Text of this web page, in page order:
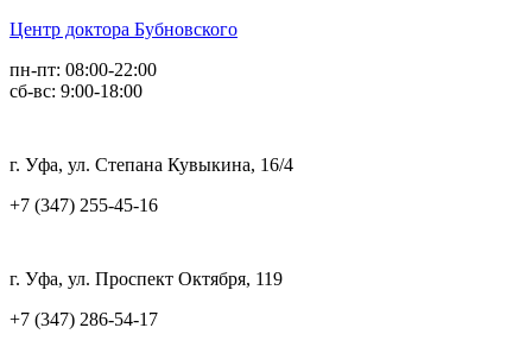
Центр доктора Бубновского
пн-пт: 08:00-22:00
сб-вс: 9:00-18:00
г. Уфа, ул. Степана Кувыкина, 16/4
+7 (347) 255-45-16
г. Уфа, ул. Проспект Октября, 119
+7 (347) 286-54-17